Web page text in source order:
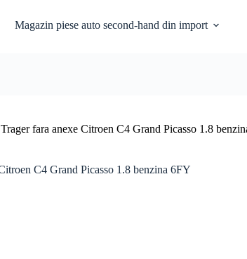
Magazin piese auto second-hand din import
Trager fara anexe Citroen C4 Grand Picasso 1.8